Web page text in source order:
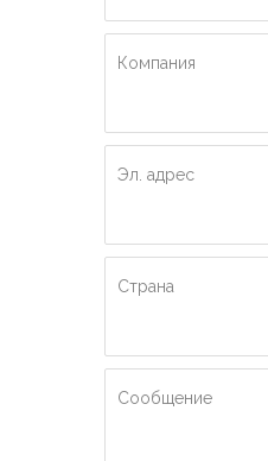
Компания
Эл. адрес
Страна
Сообщение